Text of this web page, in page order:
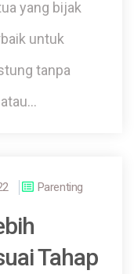
yang bijak
untuk
tanpa
Parenting
Tahap